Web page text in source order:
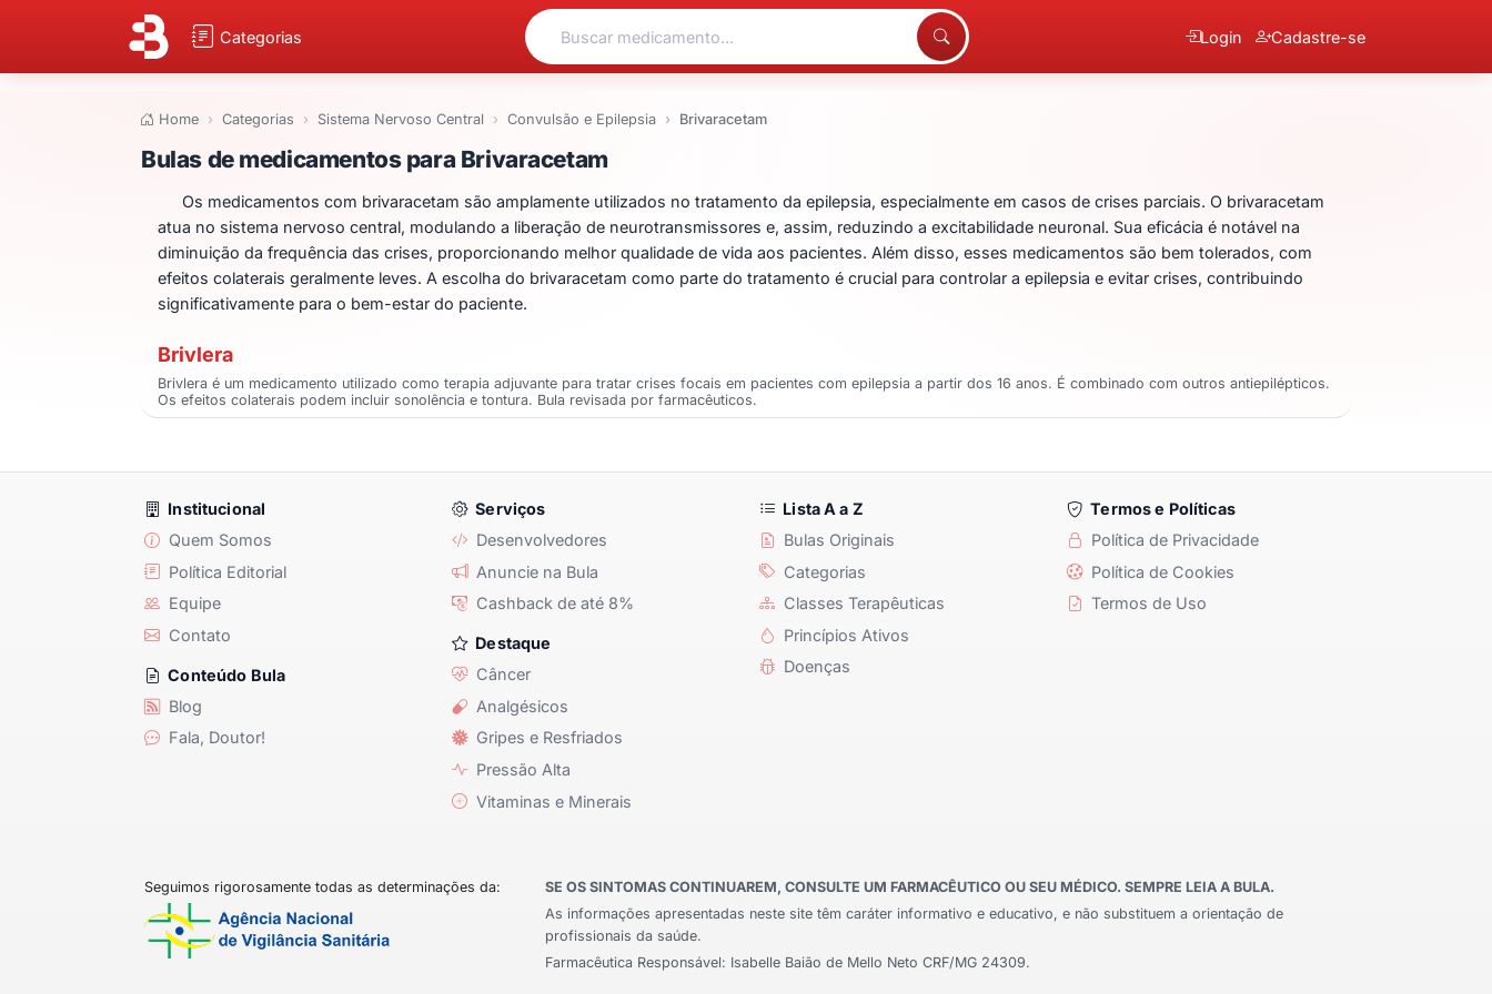
Categorias Login Cadastre-se
Home Categorias Sistema Nervoso Central Convulsão e Epilepsia Brivaracetam
Bulas de medicamentos para Brivaracetam
Bulas de medicamentos para Brivaracetam
Os medicamentos com brivaracetam são amplamente utilizados no tratamento da epilepsia, especialmente em casos de crises parciais. O brivaracetam
atua no sistema nervoso central, modulando a liberação de neurotransmissores e, assim, reduzindo a excitabilidade neuronal. Sua eficácia é notável na
diminuição da frequência das crises, proporcionando melhor qualidade de vida aos pacientes. Além disso, esses medicamentos são bem tolerados, com
efeitos colaterais geralmente leves. A escolha do brivaracetam como parte do tratamento é crucial para controlar a epilepsia e evitar crises, contribuindo
significativamente para o bem-estar do paciente.
Brivlera
Brivlera é um medicamento utilizado como terapia adjuvante para tratar crises focais em pacientes com epilepsia a partir dos 16 anos. É combinado com outros antiepilépticos.
Os efeitos colaterais podem incluir sonolência e tontura. Bula revisada por farmacêuticos.
Institucional
Quem Somos
Política Editorial
Equipe
Contato
Conteúdo Bula
Blog
Fala, Doutor!
Serviços
Desenvolvedores
Anuncie na Bula
Cashback de até 8%
Destaque
Câncer
Analgésicos
Gripes e Resfriados
Pressão Alta
Vitaminas e Minerais
Lista A a Z
Bulas Originais
Categorias
Classes Terapêuticas
Princípios Ativos
Doenças
Termos e Políticas
Política de Privacidade
Política de Cookies
Termos de Uso
Seguimos rigorosamente todas as determinações da:
SE OS SINTOMAS CONTINUAREM, CONSULTE UM FARMACÊUTICO OU SEU MÉDICO. SEMPRE LEIA A BULA.
As informações apresentadas neste site têm caráter informativo e educativo, e não substituem a orientação de
profissionais da saúde.
Farmacêutica Responsável: Isabelle Baião de Mello Neto CRF/MG 24309.